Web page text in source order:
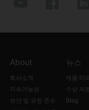
About
회사소개
지속가능성
보안 및 규정 준수
뉴스
제품·티
수상 자
Blog